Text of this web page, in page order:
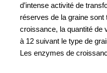
d’intense activité de
réserves de la graine
croissance, la quantité de
à 12 suivant le type de
Les enzymes de